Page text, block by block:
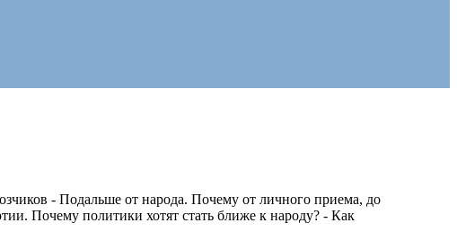
- Подальше от народа. Почему от личного приема, до
Почему политики хотят стать ближе к народу? - Как